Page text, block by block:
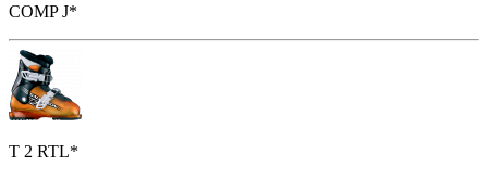
COMP J*
T 2 RTL*